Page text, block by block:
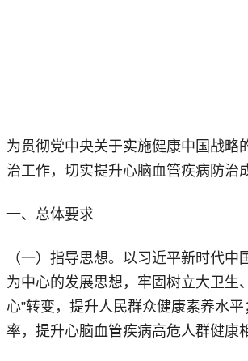
为贯彻党中央关于实施健康中国战略
治工作，切实提升心脑血管疾病防治
一、总体要求
（一）指导思想。以习近平新时代
为中心的发展思想，牢固树立大卫生
心”转变，提升人民群众健康素养水
率，提升心脑血管疾病高危人群健康